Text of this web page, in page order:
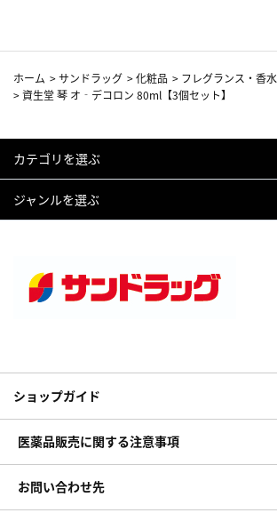
ホーム >サンドラッグ >化粧品 > フレグランス・香水
>資生堂 琴 オ‐デコロン 80ml【3個セット】
カテゴリを選ぶ
ジャンルを選ぶ
ショップガイド
医薬品販売に関する注意事項
お問い合わせ先